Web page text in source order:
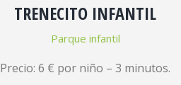
TRENECITO INFANTIL
Parque infantil
Precio: 6 € por niño – 3 minutos.